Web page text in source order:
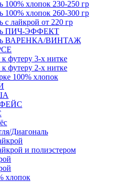
100% хлопок 230-250 гр
100% хлопок 260-300 гр
с лайкрой от 220 гр
ПИЧ-ЭФФЕКТ
ВАРЕНКА/ВИНТАЖ
футеру 3-х нитке
футеру 2-х нитке
100% хлопок
Диагональ
и полиэстером
хлопок